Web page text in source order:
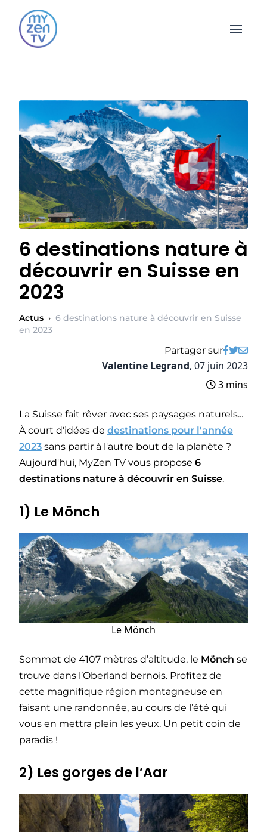
Open
6 destinations nature à
découvrir en Suisse en
2023
Actus › 6 destinations nature à découvrir en Suisse
en 2023
Partager sur
Valentine Legrand, 07 juin 2023
3 mins
La Suisse fait rêver avec ses paysages naturels...
À court d'idées de destinations pour l'année
2023 sans partir à l'autre bout de la planète ?
Aujourd'hui, MyZen TV vous propose 6
destinations nature à découvrir en Suisse.
1) Le Mönch
Le Mönch
Sommet de 4107 mètres d’altitude, le Mönch se
trouve dans l’Oberland bernois. Profitez de
cette magnifique région montagneuse en
faisant une randonnée, au cours de l’été qui
vous en mettra plein les yeux. Un petit coin de
paradis !
2) Les gorges de l’Aar